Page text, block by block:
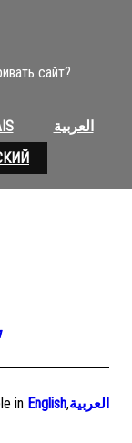
сайт?
العربية
in English,العربية